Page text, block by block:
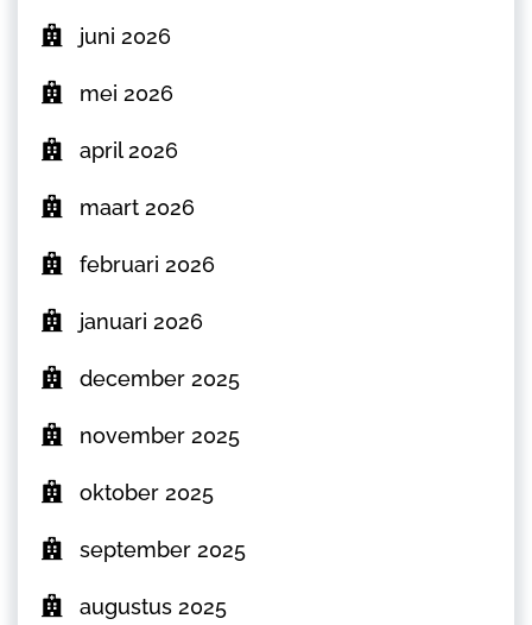
juni 2026
mei 2026
april 2026
maart 2026
februari 2026
januari 2026
december 2025
november 2025
oktober 2025
september 2025
augustus 2025